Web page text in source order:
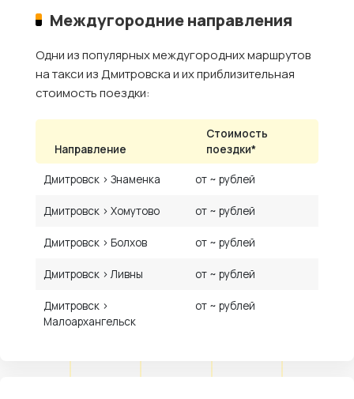
Междугородние направления
Одни из популярных междугородних маршрутов
на такси из Дмитровска и их приблизительная
стоимость поездки:
Направление
Стоимость
поездки*
Дмитровск › Знаменка от ~ рублей
Дмитровск › Хомутово от ~ рублей
Дмитровск › Болхов от ~ рублей
Дмитровск › Ливны от ~ рублей
Дмитровск ›
Малоархангельск
от ~ рублей